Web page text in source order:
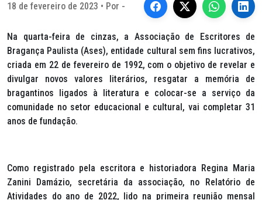
18 de fevereiro de 2023 • Por -
Na quarta-feira de cinzas, a Associação de Escritores de
Bragança Paulista (Ases), entidade cultural sem fins lucrativos,
criada em 22 de fevereiro de 1992, com o objetivo de revelar e
divulgar novos valores literários, resgatar a memória de
bragantinos ligados à literatura e colocar-se a serviço da
comunidade no setor educacional e cultural, vai completar 31
anos de fundação.
Como registrado pela escritora e historiadora Regina Maria
Zanini Damázio, secretária da associação, no Relatório de
Atividades do ano de 2022, lido na primeira reunião mensal